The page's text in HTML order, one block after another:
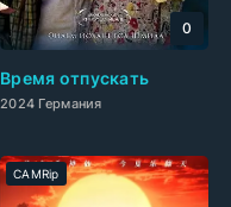
Время отпускать
2024 Германия
0
CAMRip